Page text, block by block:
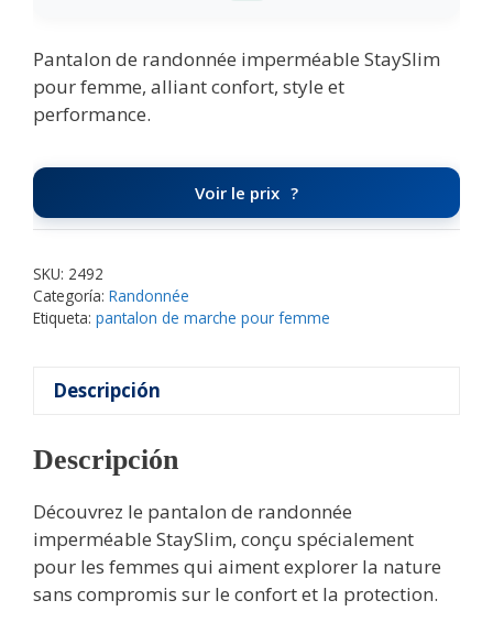
Pantalon de randonnée imperméable StaySlim
pour femme, alliant confort, style et
performance.
Voir le prix
SKU: 2492
Categoría: Randonnée
Etiqueta: pantalon de marche pour femme
Descripción
Descripción
Découvrez le pantalon de randonnée
imperméable StaySlim, conçu spécialement
pour les femmes qui aiment explorer la nature
sans compromis sur le confort et la protection.